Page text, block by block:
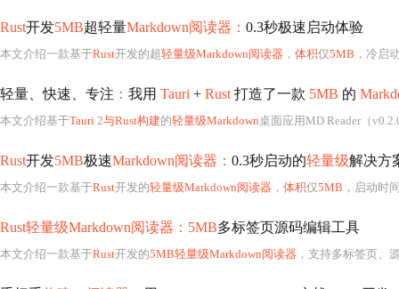
Rust开发5MB超轻量Markdown阅读器： 0.3秒极速启动体验
本文介绍一款基于Rust开发的超轻量级Markdown阅读器 ， 体积仅5MB ，冷启
轻量、快速、专注 ： 我用 Tauri + Rust 打造了一款 5MB 的
本文介绍基于Tauri 2与Rust构建的轻量级Markdown桌面应用MD Reader（
Rust开发5MB极速Markdown阅读器： 0.3秒启动的轻量级解决方
本文介绍一款基于Rust开发的轻量级Markdown阅读器 ， 体积仅5MB ，启动时
Rust轻量级Markdown阅读器：5MB多标签页源码编辑工具
本文介绍一款基于Rust开发的5MB轻量级Markdown阅读器 ，支持多标签页、源码编辑、未保存修改保护及语法高